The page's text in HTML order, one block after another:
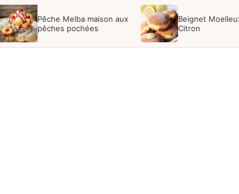
Aller
au
contenu
Pêche Melba maison aux
pêches pochées
Beignet
Citron